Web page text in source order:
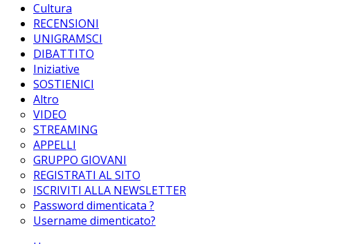
Cultura
RECENSIONI
UNIGRAMSCI
DIBATTITO
Iniziative
SOSTIENICI
Altro
VIDEO
STREAMING
APPELLI
GRUPPO GIOVANI
REGISTRATI AL SITO
ISCRIVITI ALLA NEWSLETTER
Password dimenticata ?
Username dimenticato?